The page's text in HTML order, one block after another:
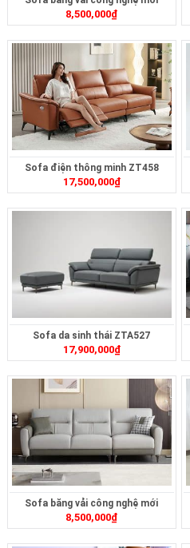
ZB461
8,500,000₫
Sofa điện thông minh ZT458
17,500,000₫
Sofa da sinh thái ZTA527
17,900,000₫
Sofa băng vải công nghệ mới
ZB448
8,500,000₫